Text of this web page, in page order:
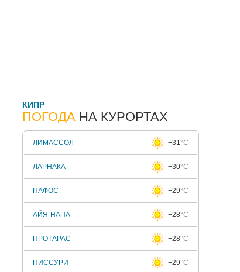
КИПР
ПОГОДА НА КУРОРТАХ
ЛИМАССОЛ +31°C
ЛАРНАКА +30°C
ПАФОС +29°C
АЙЯ-НАПА +28°C
ПРОТАРАС +28°C
ПИССУРИ +29°C